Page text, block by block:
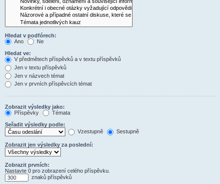
Hledat v podfórech:
Ano
Ne
Hledat ve:
V předmětech příspěvků a v textu příspěvků
Jen v textu příspěvků
Jen v názvech témat
Jen v prvních příspěvcích témat
Zobrazit výsledky jako:
Příspěvky
Témata
Seřadit výsledky podle:
Vzestupně
Sestupně
Zobrazit jen výsledky za poslední:
Zobrazit prvních:
Nastavte 0 pro zobrazení celého příspěvku.
znaků příspěvků